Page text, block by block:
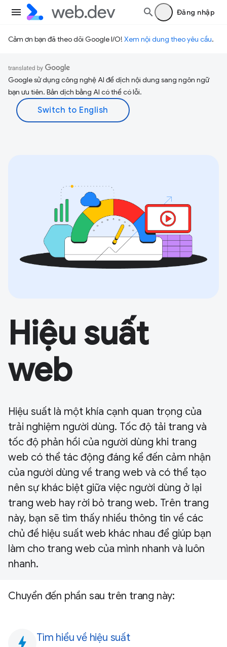
Đăng nhập
Cảm ơn bạn đã theo dõi Google I/O! Xem nội dung theo yêu cầu.
Google sử dụng công nghệ AI để dịch nội dung sang ngôn ngữ
bạn ưu tiên. Bản dịch bằng AI có thể có lỗi.
Hiệu suất
web
Hiệu suất là một khía cạnh quan trọng của
trải nghiệm người dùng. Tốc độ tải trang và
tốc độ phản hồi của người dùng khi trang
web có thể tác động đáng kể đến cảm nhận
của người dùng về trang web và có thể tạo
nên sự khác biệt giữa việc người dùng ở lại
trang web hay rời bỏ trang web. Trên trang
này, bạn sẽ tìm thấy nhiều thông tin về các
chủ đề hiệu suất web khác nhau để giúp bạn
làm cho trang web của mình nhanh và luôn
nhanh.
Chuyển đến phần sau trên trang này:
bolt Tìm hiểu về hiệu suất